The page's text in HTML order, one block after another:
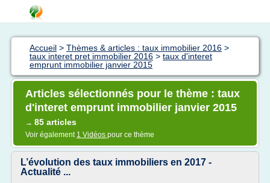
Accueil > Thèmes & articles : taux immobilier 2016 >
taux interet pret immobilier 2016 > taux d'interet
emprunt immobilier janvier 2015
Articles sélectionnés pour le thème : taux
d'interet emprunt immobilier janvier 2015
→ 85 articles
Voir également 1 Vidéos pour ce thème
L’évolution des taux immobiliers en 2017 -
Actualité ...